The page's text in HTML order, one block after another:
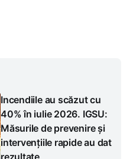
Incendiile au scăzut cu
40% în iulie 2026. IGSU:
Măsurile de prevenire și
intervențiile rapide au dat
rezultate